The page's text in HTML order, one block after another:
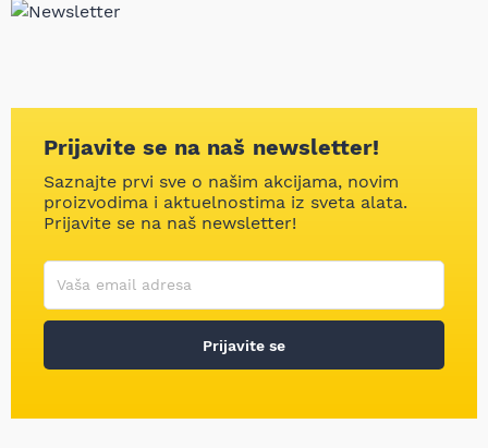
Prijavite se na naš newsletter!
Saznajte prvi sve o našim akcijama, novim
proizvodima i aktuelnostima iz sveta alata.
Prijavite se na naš newsletter!
Korisničko ime
Vaša email adresa
Prijavite se